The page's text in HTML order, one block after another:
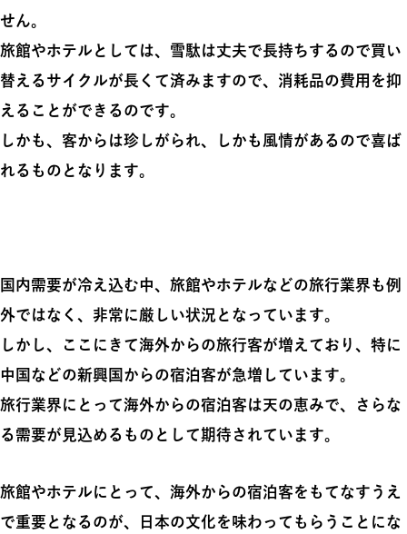
せん。
旅館やホテルとしては、雪駄は丈夫で長持ちするので買い
替えるサイクルが長くて済みますので、消耗品の費用を抑
えることができるのです。
しかも、客からは珍しがられ、しかも風情があるので喜ば
れるものとなります。
国内需要が冷え込む中、旅館やホテルなどの旅行業界も例
外ではなく、非常に厳しい状況となっています。
しかし、ここにきて海外からの旅行客が増えており、特に
中国などの新興国からの宿泊客が急増しています。
旅行業界にとって海外からの宿泊客は天の恵みで、さらな
る需要が見込めるものとして期待されています。
旅館やホテルにとって、海外からの宿泊客をもてなすうえ
で重要となるのが、日本の文化を味わってもらうことにな